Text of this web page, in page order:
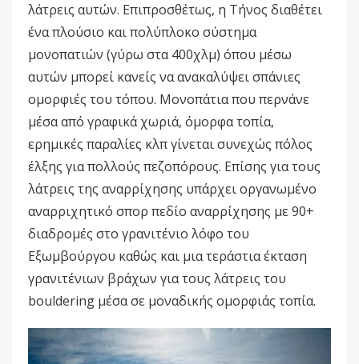
λάτρεις αυτών. Επιπροσθέτως, η Τήνος διαθέτει
ένα πλούσιο και πολύπλοκο σύστημα
μονοπατιών (γύρω στα 400χλμ) όπου μέσω
αυτών μπορεί κανείς να ανακαλύψει σπάνιες
ομορφιές του τόπου. Μονοπάτια που περνάνε
μέσα από γραφικά χωριά, όμορφα τοπία,
ερημικές παραλίες κλπ γίνεται συνεχώς πόλος
έλξης για πολλούς πεζοπόρους. Επίσης για τους
λάτρεις της αναρρίχησης υπάρχει οργανωμένο
αναρριχητικό σπορ πεδίο αναρρίχησης με 90+
διαδρομές στο γρανιτένιο λόφο του
Εξωμβούργου καθώς και μια τεράστια έκταση
γρανιτένιων βράχων για τους λάτρεις του
bouldering μέσα σε μοναδικής ομορφιάς τοπία.